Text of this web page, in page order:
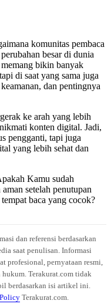
komunitas pembaca
besar di dunia
bikin banyak
di saat yang sama juga
dan pentingnya
ke arah yang lebih
konten digital. Jadi,
pengganti, tapi juga
yang lebih sehat dan
Kamu sudah
setelah penutupan
baca yang cocok?
dan referensi berdasarkan
saat penulisan. Informasi
profesional, pernyataan resmi,
Terakurat.com tidak
berdasarkan isi artikel ini.
Terakurat.com.